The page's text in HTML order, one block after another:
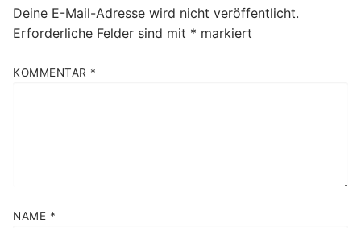
Deine E-Mail-Adresse wird nicht veröffentlicht.
Erforderliche Felder sind mit * markiert
KOMMENTAR *
NAME *